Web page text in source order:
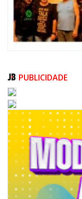
PUBLICIDADE